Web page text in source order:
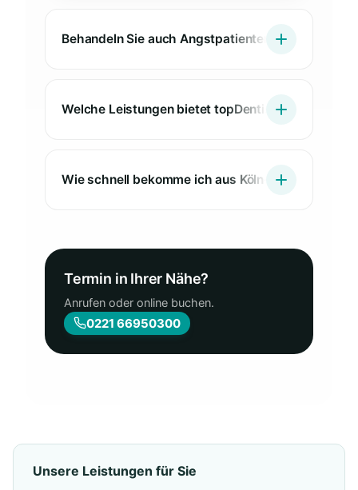
Behandeln Sie auch Angstpatienten aus Köln-
Welche Leistungen bietet topDentis Cologne für
Wie schnell bekomme ich aus Köln-Riehl einen
Termin in Ihrer Nähe?
Anrufen oder online buchen.
0221 66950300
Unsere Leistungen für Sie